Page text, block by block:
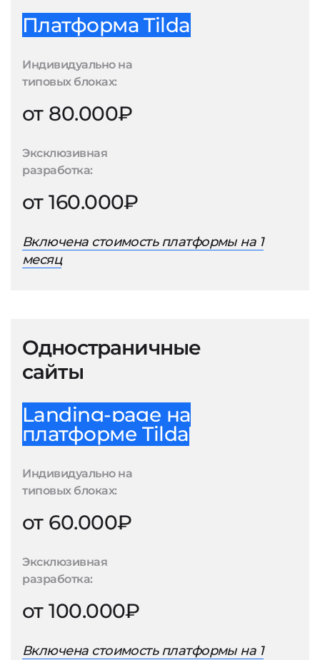
Платформа Tilda
Индивидуально на
типовых блоках:
от 80.000₽
Эксклюзивная
разработка:
от 160.000₽
Включена стоимость платформы на 1
месяц
Одностраничные
сайты
Landing-page на
платформе Tilda
Индивидуально на
типовых блоках:
от 60.000₽
Эксклюзивная
разработка:
от 100.000₽
Включена стоимость платформы на 1